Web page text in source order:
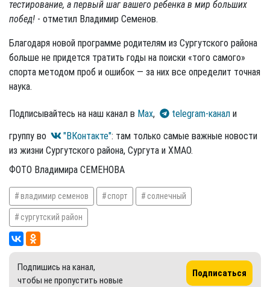
тестирование, а первый шаг вашего ребенка в мир больших
побед! - отметил Владимир Семенов.
Благодаря новой программе родителям из Сургутского района
больше не придется тратить годы на поиски «того самого»
спорта методом проб и ошибок — за них все определит точная
наука.
Подписывайтесь на наш канал в Max, telegram-канал и
группу во
"ВКонтакте": там только самые важные новости
из жизни Сургутского района, Сургута и ХМАО.
ФОТО Владимира СЕМЕНОВА
владимир семенов спорт солнечный
сургутский район
Подпишись на канал,
чтобы не пропустить новые
Подписаться